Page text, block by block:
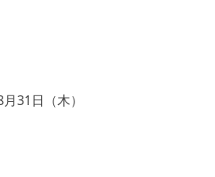
31日（木）